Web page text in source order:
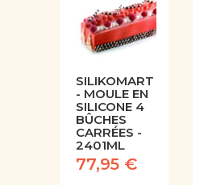
SILIKOMART
- MOULE EN
SILICONE 4
BÛCHES
CARRÉES -
2401ML
77,95 €